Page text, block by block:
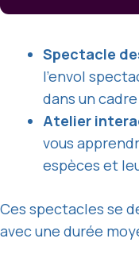
Spectacle
l’envol
dans un
Atelier
vous
espèces et
Ces spectacles se
avec une durée